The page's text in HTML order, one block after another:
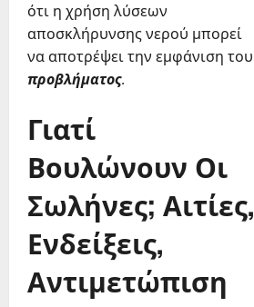
ότι η χρήση λύσεων
αποσκλήρυνσης νερού μπορεί
να αποτρέψει την εμφάνιση του
προβλήματος.
Γιατί
Βουλώνουν Οι
Σωλήνες; Αιτίες,
Ενδείξεις,
Αντιμετώπιση